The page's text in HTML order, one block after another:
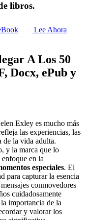
libros.
Lee Ahora
A Los 50
Docx, ePub y
Exley es mucho más
las experiencias, las
de la vida adulta.
y la marca que lo
en la
especiales. El
para capturar la esencia
conmovedores
cuidadosamente
importancia de la
y valorar los